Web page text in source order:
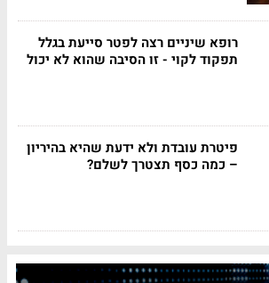
רופא שיניים רצה לפטר סייעת בגלל
תפקוד לקוי - זו הסיבה שהוא לא יכול
פיטרת עובדת ולא ידעת שהיא בהיריון
– כמה כסף תצטרך לשלם?